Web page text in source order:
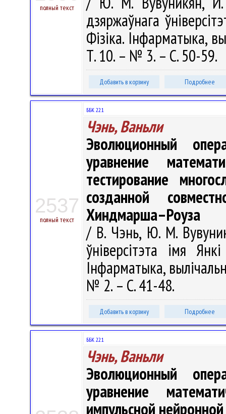
полный текст
дзяржаўнага
Фізіка. Інфарматыка,
Т. 10. – № 3. – С. 50-59.
Добавить в корзину Подробнее
2537
полный текст
ББК 22.1
Чэнь, Ваньли
Эволюционный
уравнение
тестирование
созданной
Хиндмарша–Роуза
/ В. Чэнь, Ю. М.
ўніверсітэта імя
Інфарматыка,
№ 2. – С. 41-48.
Добавить в корзину Подробнее
ББК 22.1
Чэнь, Ваньли
Эволюционный
уравнение
импульсной